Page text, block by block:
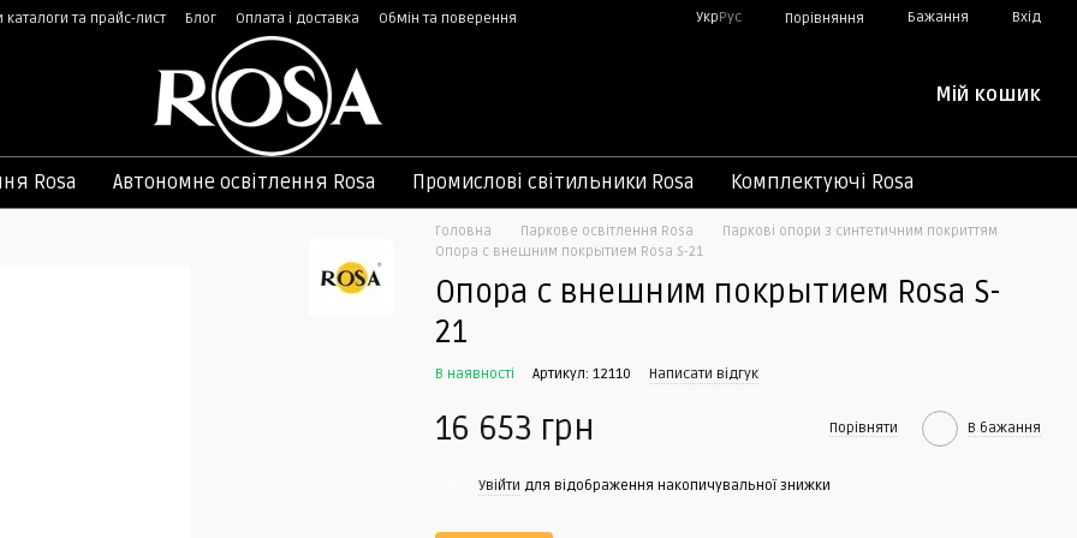
каталоги та прайс-лист Блог Оплата і доставка
Обмін та поверення
УкрРус Порівняння Бажання Вхід
Мій кошик
Rosa Автономне освітлення Rosa Промислові світильники Rosa Комплектуючі Rosa
Головна Паркове освітлення Rosa
Паркові опори з синтетичним покриттям
Опора с внешним покрытием Rosa S-21
Опора с внешним покрытием Rosa S-
21
В наявності Артикул: 12110 Написати відгук
16 653 грн Порівняти В бажання
Увійти для відображення накопичувальної знижки